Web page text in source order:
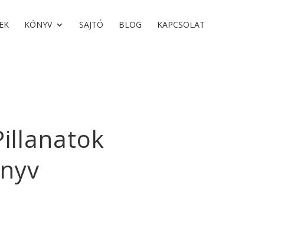
KÖNYV SAJTÓ BLOG KAPCSOLAT